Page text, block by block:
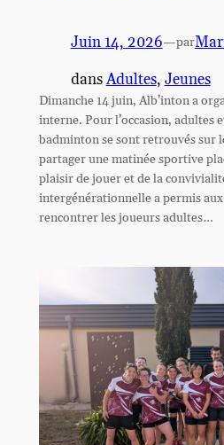
Juin 14, 2026—par
dansAdultes, Jeunes
Dimanche 14 juin, Alb’inton a
interne. Pour l’occasion, adultes
badminton se sont retrouvés sur
partager une matinée sportive
plaisir de jouer et de la
intergénérationnelle a permis
rencontrer les joueurs adultes…